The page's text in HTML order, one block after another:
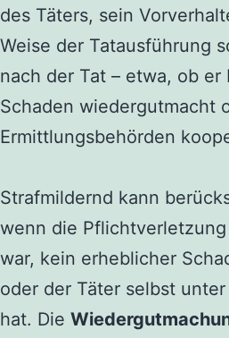
des Täters, sein
Weise der Tatausführung
nach der Tat – etwa, ob
Schaden wiedergutmacht
Ermittlungsbehörden
Strafmildernd kann
wenn die
war, kein erheblicher
oder der Täter selbst
hat. Die